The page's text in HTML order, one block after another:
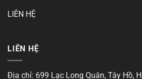
LIÊN HỆ
LIÊN HỆ
Địa chỉ: 699 Lạc Long Quân, Tây Hồ,